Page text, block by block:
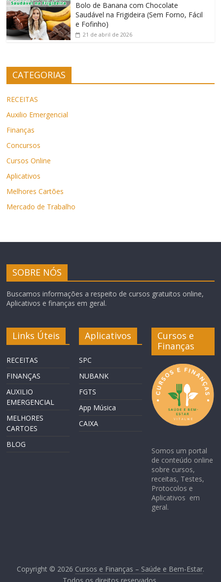
Bolo de Banana com Chocolate
Saudável na Frigideira (Sem Forno, Fácil
e Fofinho)
21 de abril de 2026
CATEGORIAS
RECEITAS
Auxilio Emergencial
Finanças
Concursos
Cursos Online
Aplicativos
Melhores Cartões
Mercado de Trabalho
SOBRE NÓS
Buscamos informações a respeito de cursos gratuitos online,
Aplicativos e finanças em geral.
Links Úteis
RECEITAS
FINANÇAS
AUXILIO
EMERGENCIAL
MELHORES
CARTOES
BLOG
Aplicativos
SPC
NUBANK
FGTS
App Música
CAIXA
Cursos e
Finanças
Somos um portal
de conteúdo online
sobre cursos,
receitas, Testes,
Protocolos e
Aplicativos em
geral.
Copyright © 2026 Cursos e Finanças – Saúde e Bem-Estar.